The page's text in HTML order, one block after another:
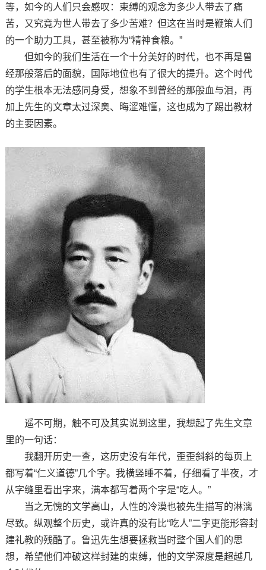
等，如今的人们只会感叹：束缚的观念为多少人带去了痛
苦，又究竟为世人带去了多少苦难？但这在当时是鞭策人们
的一个助力工具，甚至被称为“精神食粮。”
但如今的我们生活在一个十分美好的时代，也不再是曾
经那般落后的面貌，国际地位也有了很大的提升。这个时代
的学生根本无法感同身受，想象不到曾经的那般血与泪，再
加上先生的文章太过深奥、晦涩难懂，这也成为了踢出教材
的主要因素。
遥不可期，触不可及其实说到这里，我想起了先生文章
里的一句话：
我翻开历史一查，这历史没有年代，歪歪斜斜的每页上
都写着“仁义道德”几个字。我横竖睡不着，仔细看了半夜，才
从字缝里看出字来，满本都写着两个字是“吃人。”
当之无愧的文学高山，人性的冷漠也被先生描写的淋漓
尽致。纵观整个历史，或许真的没有比“吃人”二字更能形容封
建礼教的残酷了。鲁迅先生想要拯救当时整个国人们的思
想，希望他们冲破这样封建的束缚，他的文学深度是超越几